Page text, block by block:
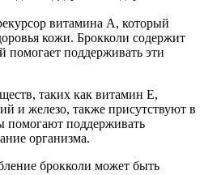
витамина А, который
кожи. Брокколи содержит
помогает поддерживать эти
таких как витамин Е,
и железо, также присутствуют в
помогают поддерживать
организма.
брокколи может быть